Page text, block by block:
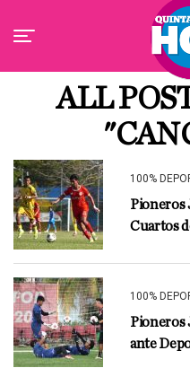
ALL
100%
Pioneros
Cuartos
100%
Pioneros
ante